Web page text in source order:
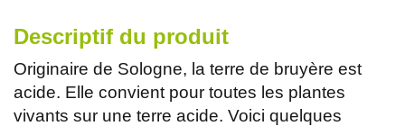
Descriptif du produit
Originaire de Sologne, la terre de bruyère est
acide. Elle convient pour toutes les plantes
vivants sur une terre acide. Voici quelques